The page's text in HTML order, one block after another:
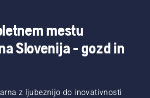
mestu
Slovenija - gozd in
z ljubeznijo do inovativnosti